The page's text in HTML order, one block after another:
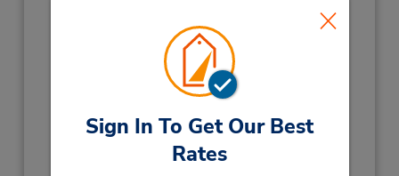
Sign In To Get Our Best
Rates
December 24 08:00AM
December 25 closed
NEW YEARS EVE
December 31 08:00AM
NEW YEARS DAYJanuary 1 closed